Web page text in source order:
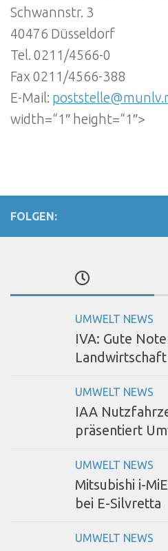
Schwannstr. 3
40476 Düsseldorf
Tel. 0211/4566-0
Fax 0211/4566-388
E-Mail:
width=“1″ height=“1″>
FOLGEN:
UMWELT NEWS
IVA: Gute
Landwirtschaft
UMWELT NEWS
IAA
präsentiert
UMWELT NEWS
Mitsubishi i-
bei E-Silvretta
UMWELT NEWS